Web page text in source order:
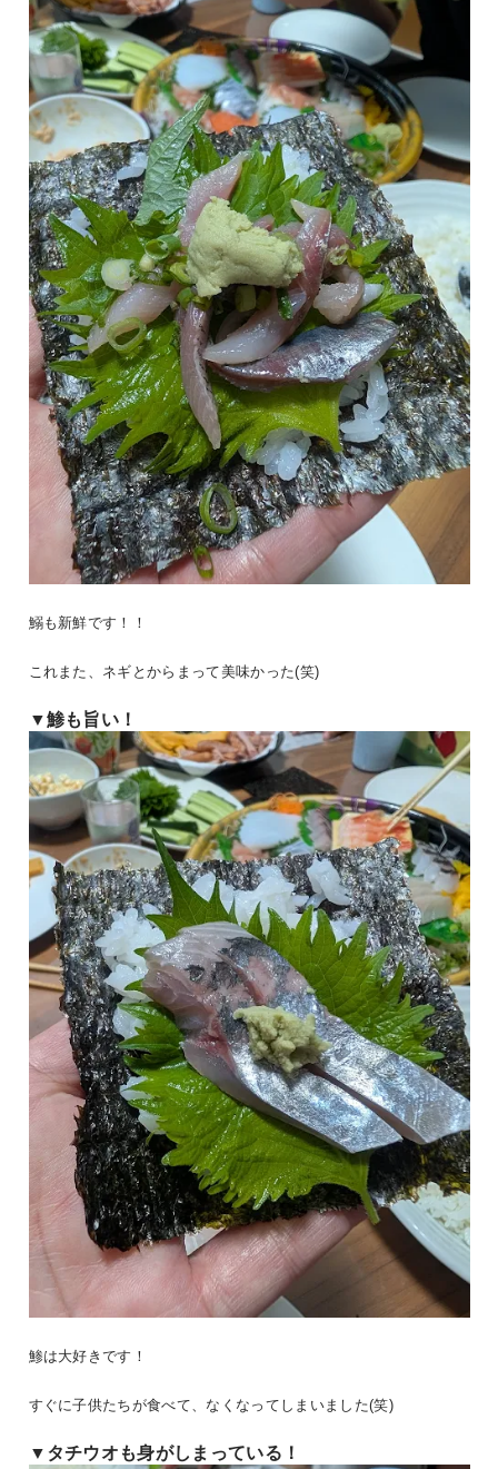
鰯も新鮮です！！
これまた、ネギとからまって美味かった(笑)
▼鯵も旨い！
鯵は大好きです！
すぐに子供たちが食べて、なくなってしまいました(笑)
▼タチウオも身がしまっている！